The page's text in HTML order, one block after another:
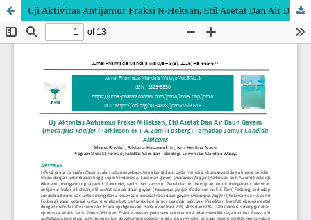
Uji Aktivitas Antijamur Fraksi N-Heksan, Etil Asetat Dan Air Daun Gayam (Inocarpus Fagifer (Parkinson ex F.A Zom) Fosberg) Terhadap Jamur Candida Albicans